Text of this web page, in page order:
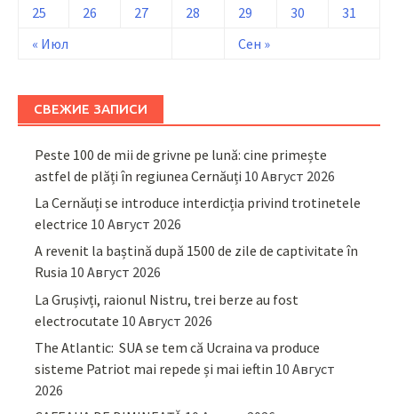
« Июл Сен »
25
26 27 28 29 30 31
СВЕЖИЕ ЗАПИСИ
Peste 100 de mii de grivne pe lună: cine primește
astfel de plăți în regiunea Cernăuți 10 Август 2026
La Cernăuți se introduce interdicția privind trotinetele
electrice 10 Август 2026
A revenit la baștină după 1500 de zile de captivitate în
Rusia 10 Август 2026
La Grușivți, raionul Nistru, trei berze au fost
electrocutate 10 Август 2026
The Atlantic: SUA se tem că Ucraina va produce
sisteme Patriot mai repede și mai ieftin 10 Август
2026